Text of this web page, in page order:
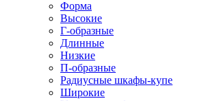
Форма
Высокие
Г-образные
Длинные
Низкие
П-образные
Радиусные шкафы-купе
Широкие